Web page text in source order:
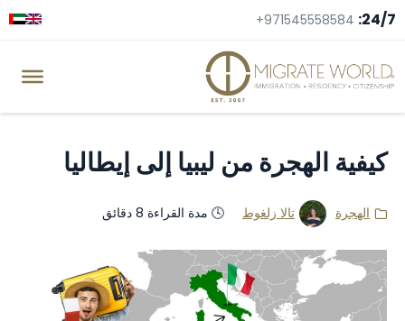
24/7:
+971545558584
كيفية الهجرة من ليبيا إلى إيطاليا
الهجرة تالا زلغوط 🕓 مدة القراءة 8 دقائق